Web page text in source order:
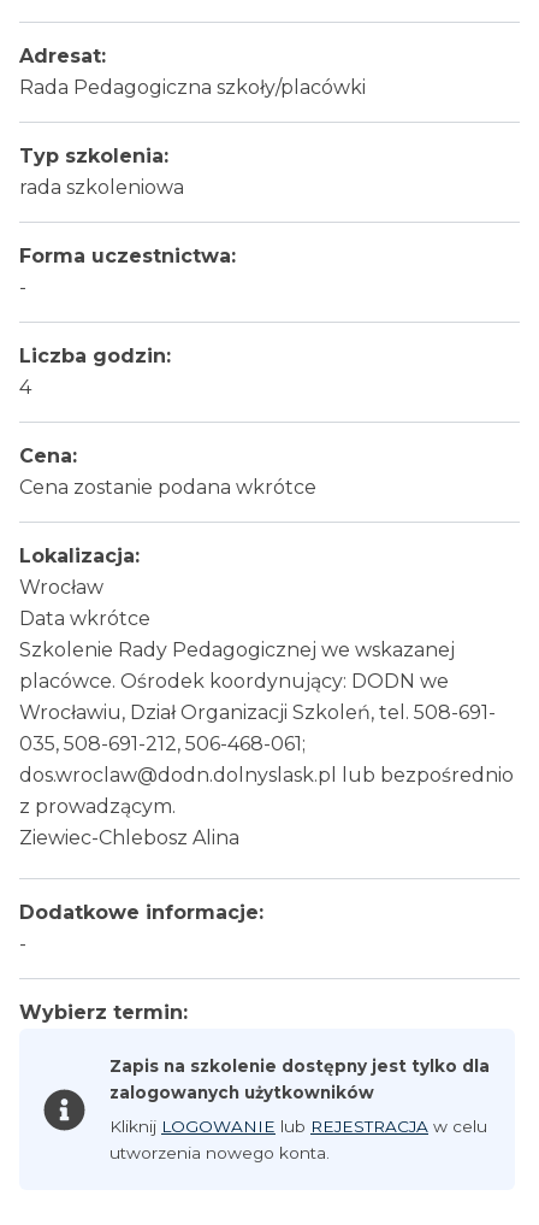
Adresat:
Rada Pedagogiczna szkoły/placówki
Typ szkolenia:
rada szkoleniowa
Forma uczestnictwa:
-
Liczba godzin:
4
Cena:
Cena zostanie podana wkrótce
Lokalizacja:
Wrocław
Data wkrótce
Szkolenie Rady Pedagogicznej we wskazanej
placówce. Ośrodek koordynujący: DODN we
Wrocławiu, Dział Organizacji Szkoleń, tel. 508-691-
035, 508-691-212, 506-468-061;
dos.wroclaw@dodn.dolnyslask.pl lub bezpośrednio
z prowadzącym.
Ziewiec-Chlebosz Alina
Dodatkowe informacje:
-
Wybierz termin:
Zapis na szkolenie dostępny jest tylko dla
zalogowanych użytkowników
Kliknij LOGOWANIE lub REJESTRACJA w celu
utworzenia nowego konta.